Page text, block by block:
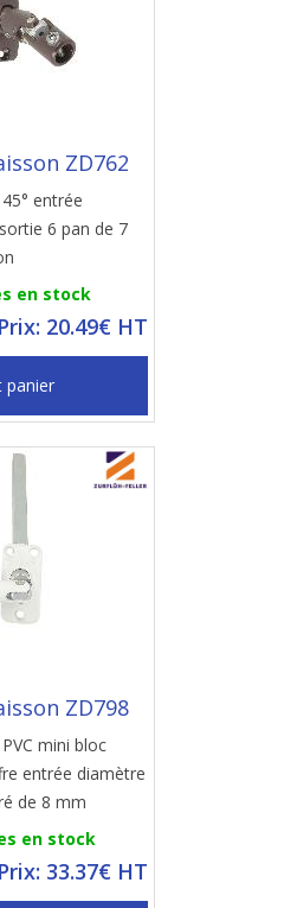
ZD762
entrée
6 pan de 7
en stock
Prix: 20.49€ HT
panier
ZD798
mini bloc
entrée diamètre
de 8 mm
en stock
Prix: 33.37€ HT